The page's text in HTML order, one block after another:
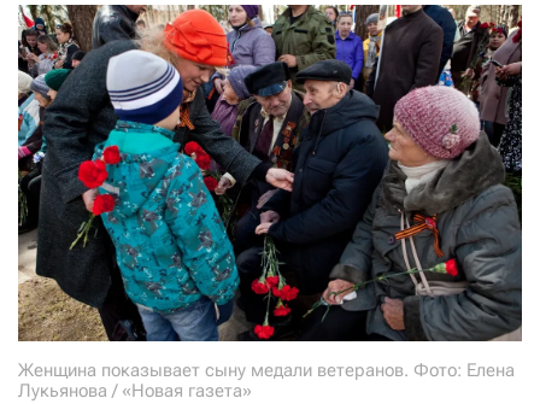
Женщина показывает сыну медали ветеранов. Фото: Елена
Лукьянова / «Новая газета»